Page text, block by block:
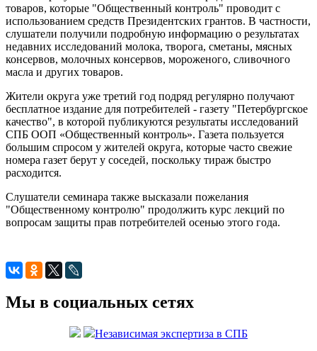
товаров, которые "Общественный контроль" проводит с
использованием средств Президентских грантов. В частности,
слушатели получили подробную информацию о результатах
недавних исследований молока, творога, сметаны, мясных
консервов, молочных консервов, мороженого, сливочного
масла и других товаров.
Жители округа уже третий год подряд регулярно получают
бесплатное издание для потребителей - газету "Петербургское
качество", в которой публикуются результаты исследований
СПБ ООП «Общественный контроль». Газета пользуется
большим спросом у жителей округа, которые часто свежие
номера газет берут у соседей, поскольку тираж быстро
расходится.
Слушатели семинара также высказали пожелания
"Общественному контролю" продолжить курс лекций по
вопросам защиты прав потребителей осенью этого года.
Мы в социальных сетях
Независимая экспертиза в СПБ